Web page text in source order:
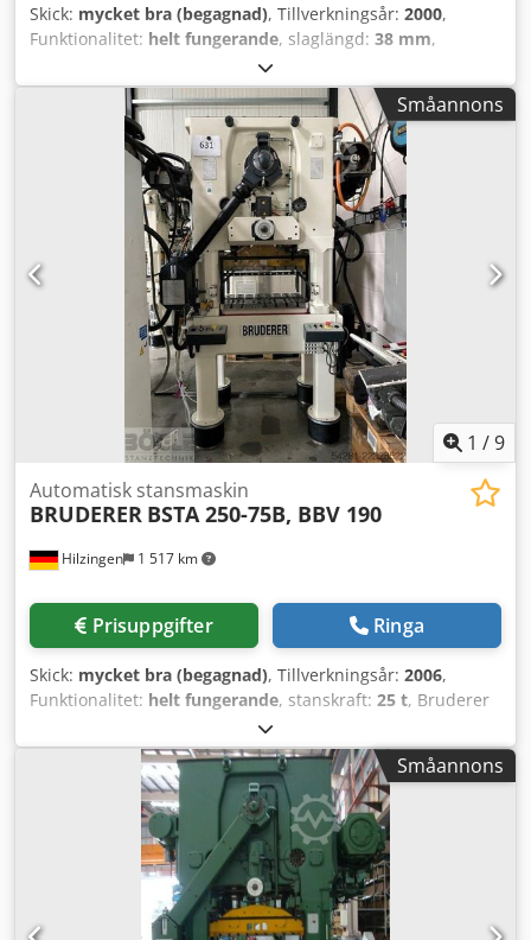
Skick: mycket bra (begagnad), Tillverkningsår: 2000,
Funktionalitet: helt fungerande, slaglängd: 38 mm,
, stanskraft:25 t
med BBV 190/85 Cjdpfozlqhyex Ai Tsrf - Bord 750 mm -
Justerbart slag 13 till 38 mm - Komplett dokumentation -
Ljudisolerad kåpa - Maskinen är testad/renoverad, i mycket
gott skick! Kontakta oss!
Småannons
1 /9
Hilzingen 1 517 km
Automatisk stansmaskin
BRUDERER BSTA 250-75B, BBV 190
Prisuppgifter Ringa
Skick: mycket bra (begagnad), Tillverkningsår: 2006,
Funktionalitet: helt fungerande, stanskraft: 25 t, Bruderer
BSTA 250-75B med BBV 190/85H - B-styrning - Bord 750
mm - Justerbart slag 13–38 mm Codjzlqhmepfx Ai Tjrf -
Komplett dokumentation - Maskinen är
kontrollerad/renoverad och i mycket gott skick! Kontakta
Småannons